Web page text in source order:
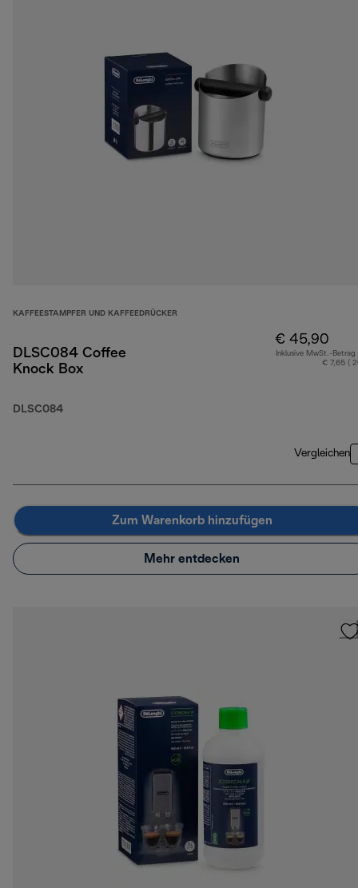
KAFFEESTAMPFER UND KAFFEEDRÜCKER
DLSC084 Coffee
Knock Box
DLSC084
€ 45,90
Inklusive MwSt.-Betrag
€ 7,65 (
Vergleichen
Zum Warenkorb hinzufügen
Mehr entdecken